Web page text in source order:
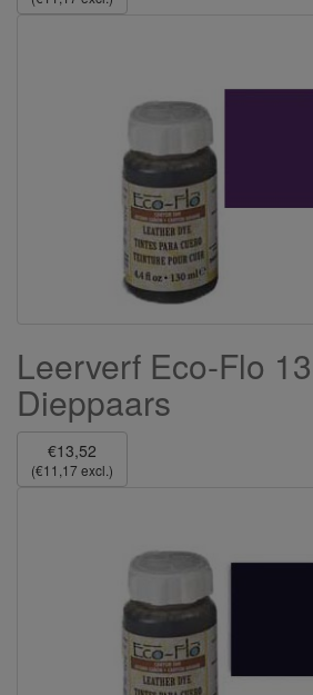
Leerverf Eco-Flo
Dieppaars
€13,52
(€11,17 excl.)